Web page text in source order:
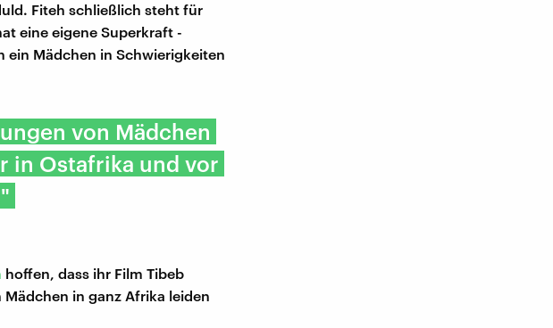
Fiteh schließlich steht für
eine eigene Superkraft -
ein Mädchen in Schwierigkeiten
von Mädchen
in Ostafrika und vor
hoffen, dass ihr Film Tibeb
Mädchen in ganz Afrika leiden